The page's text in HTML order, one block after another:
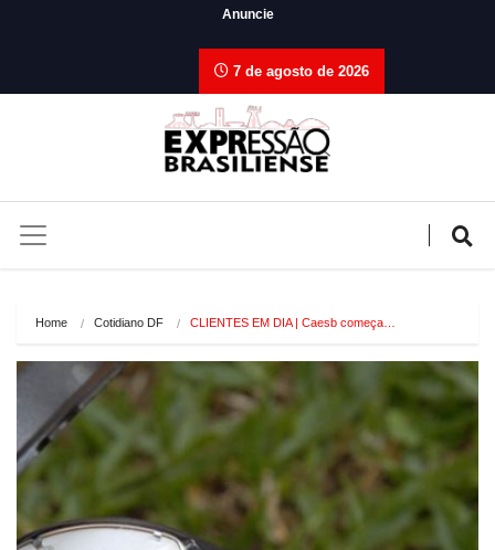
Anuncie
7 de agosto de 2026
Home Cotidiano DF CLIENTES EM DIA | Caesb começa…